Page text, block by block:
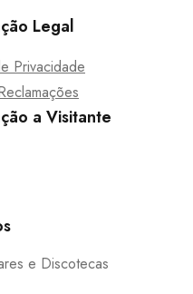
Legal
Privacidade
a Visitante
e Discotecas